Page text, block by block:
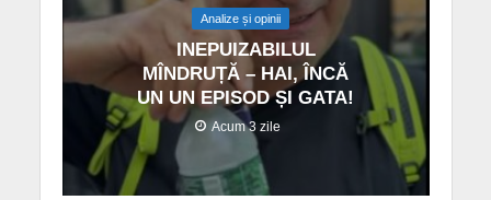
Analize și opinii
INEPUIZABILUL
MÎNDRUȚĂ – HAI, ÎNCĂ
UN UN EPISOD ȘI GATA!
Acum 3 zile